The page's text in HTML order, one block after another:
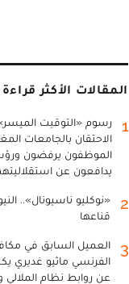
المقالات الأكثر قراءة
1
رسوم «التوقيت
الاحتقان بالجامعات
الموظفون يرفضون
يدافعون عن
2
«نوكليو ناسيونال»..
قناعها
3
العميل السابق في
الفرنسي ماثيو غديري
عن روابط نظام الملالي